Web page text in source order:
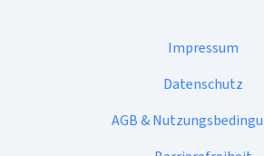
Impressum
Datenschutz
AGB &